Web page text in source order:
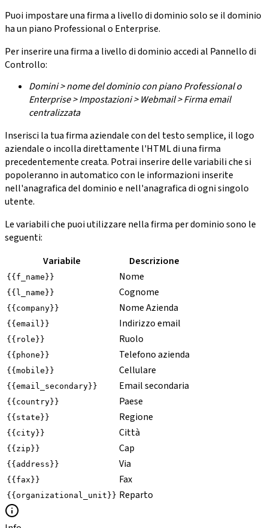
Puoi impostare una firma a livello di dominio solo se il dominio
ha un piano Professional o Enterprise.
Per inserire una firma a livello di dominio accedi al Pannello di
Controllo:
Domini > nome del dominio con piano Professional o
Enterprise > Impostazioni > Webmail > Firma email
centralizzata
Inserisci la tua firma aziendale con del testo semplice, il logo
aziendale o incolla direttamente l'HTML di una firma
precedentemente creata. Potrai inserire delle variabili che si
popoleranno in automatico con le informazioni inserite
nell'anagrafica del dominio e nell'anagrafica di ogni singolo
utente.
Le variabili che puoi utilizzare nella firma per dominio sono le
seguenti:
Variabile
Descrizione
{{f_name}} Nome
{{l_name}} Cognome
{{company}} Nome Azienda
{{email}} Indirizzo email
{{role}} Ruolo
{{phone}} Telefono azienda
{{mobile}} Cellulare
{{email_secondary}} Email secondaria
{{country}} Paese
{{state}} Regione
{{city}} Città
{{zip}} Cap
{{address}} Via
{{fax}} Fax
{{organizational_unit}} Reparto